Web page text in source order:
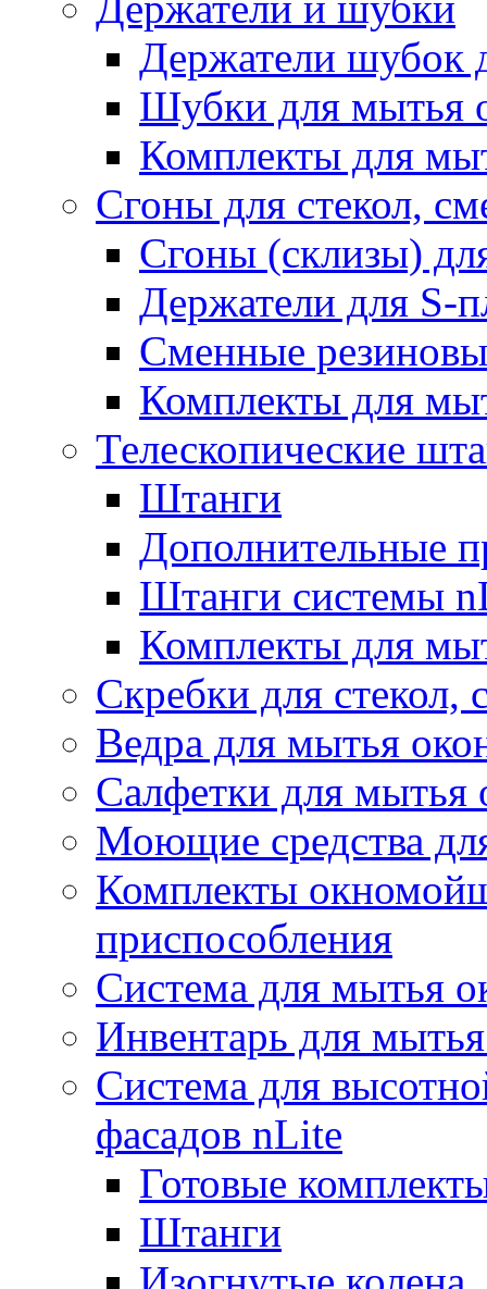
Держатели шубок
Шубки для мытья
Комплекты для
Сгоны для стекол,
Сгоны (склизы)
Держатели для S-
Сменные
Комплекты для
Телескопические
Штанги
Дополнительные
Штанги системы
Комплекты для
Скребки для стекол,
Ведра для мытья
Салфетки для мытья
Моющие средства
Комплекты
приспособления
Система для мытья
Инвентарь для
Система для
фасадов nLite
Готовые
Штанги